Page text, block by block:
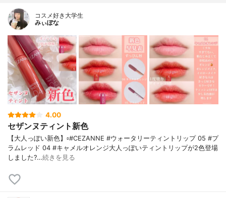
コスメ好き大学生
みぃぽな
4.00
セザンヌティント新色
【大人っぽい新色】▫️#CEZANNE #ウォータリーティントリップ 05 #プ
ラムレッド 04 #キャメルオレンジ大人っぽいティントリップが2色登場
しました?…続きを見る